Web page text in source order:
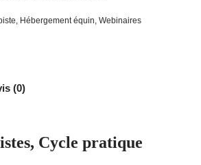
Hébergement équin Webinaires
(0)
Cycle pratique